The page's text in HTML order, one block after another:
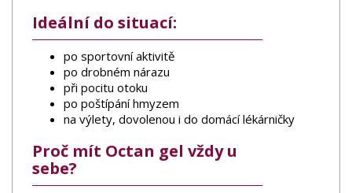
Ideální do situací:
po sportovní aktivitě
po drobném nárazu
při pocitu otoku
po poštípání hmyzem
na výlety, dovolenou i do domácí lékárničky
Proč mít Octan gel vždy u
sebe?